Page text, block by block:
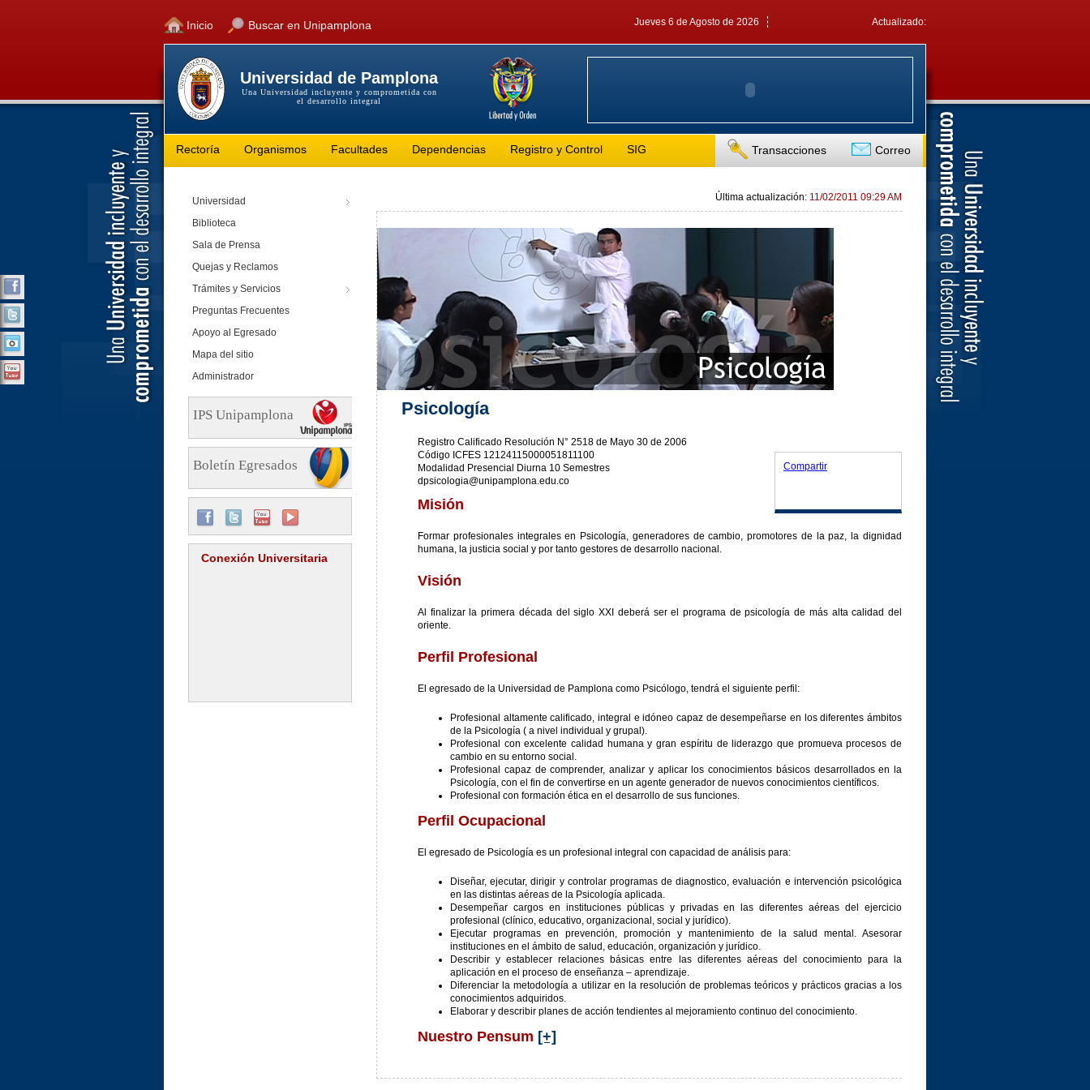
Inicio Buscar en Unipamplona Actualizado:
Jueves 6 de Agosto de 2026
Universidad de Pamplona
Una Universidad incluyente y comprometida con
el desarrollo integral
Rectoría Organismos Facultades Dependencias Registro y Control SIG Transacciones Correo
Universidad
Biblioteca
Sala de Prensa
Quejas y Reclamos
Trámites y Servicios
Preguntas Frecuentes
Apoyo al Egresado
Mapa del sitio
Administrador
IPS Unipamplona
Boletín Egresados
Conexión Universitaria
Última actualización: 11/02/2011 09:29 AM
Psicología
Compartir
Registro Calificado Resolución N° 2518 de Mayo 30 de 2006
Código ICFES 12124115000051811100
Modalidad Presencial Diurna 10 Semestres
dpsicologia@unipamplona.edu.co
Misión
Formar profesionales integrales en Psicología, generadores de cambio, promotores de la paz, la dignidad
humana, la justicia social y por tanto gestores de desarrollo nacional.
Visión
Al finalizar la primera década del siglo XXI deberá ser el programa de psicología de más alta calidad del
oriente.
Perfil Profesional
El egresado de la Universidad de Pamplona como Psicólogo, tendrá el siguiente perfil:
Profesional altamente calificado, integral e idóneo capaz de desempeñarse en los diferentes ámbitos
de la Psicología ( a nivel individual y grupal).
Profesional con excelente calidad humana y gran espíritu de liderazgo que promueva procesos de
cambio en su entorno social.
Profesional capaz de comprender, analizar y aplicar los conocimientos básicos desarrollados en la
Psicología, con el fin de convertirse en un agente generador de nuevos conocimientos científicos.
Profesional con formación ética en el desarrollo de sus funciones.
Perfil Ocupacional
El egresado de Psicología es un profesional integral con capacidad de análisis para:
Diseñar, ejecutar, dirigir y controlar programas de diagnostico, evaluación e intervención psicológica
en las distintas aéreas de la Psicología aplicada.
Desempeñar cargos en instituciones públicas y privadas en las diferentes aéreas del ejercicio
profesional (clínico, educativo, organizacional, social y jurídico).
Ejecutar programas en prevención, promoción y mantenimiento de la salud mental. Asesorar
instituciones en el ámbito de salud, educación, organización y jurídico.
Describir y establecer relaciones básicas entre las diferentes aéreas del conocimiento para la
aplicación en el proceso de enseñanza – aprendizaje.
Diferenciar la metodología a utilizar en la resolución de problemas teóricos y prácticos gracias a los
conocimientos adquiridos.
Elaborar y describir planes de acción tendientes al mejoramiento continuo del conocimiento.
Nuestro Pensum [+]